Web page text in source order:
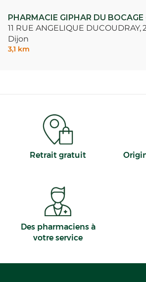
PHARMACIE GIPHAR DU
11 RUE ANGELIQUE DUCOUDRAY,
Dijon
3,1 km
Retrait gratuit
Des pharmaciens à
votre service